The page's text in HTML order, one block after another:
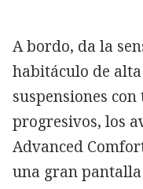
A bordo, da la
habitáculo de
suspensiones
progresivos, los
Advanced
una gran